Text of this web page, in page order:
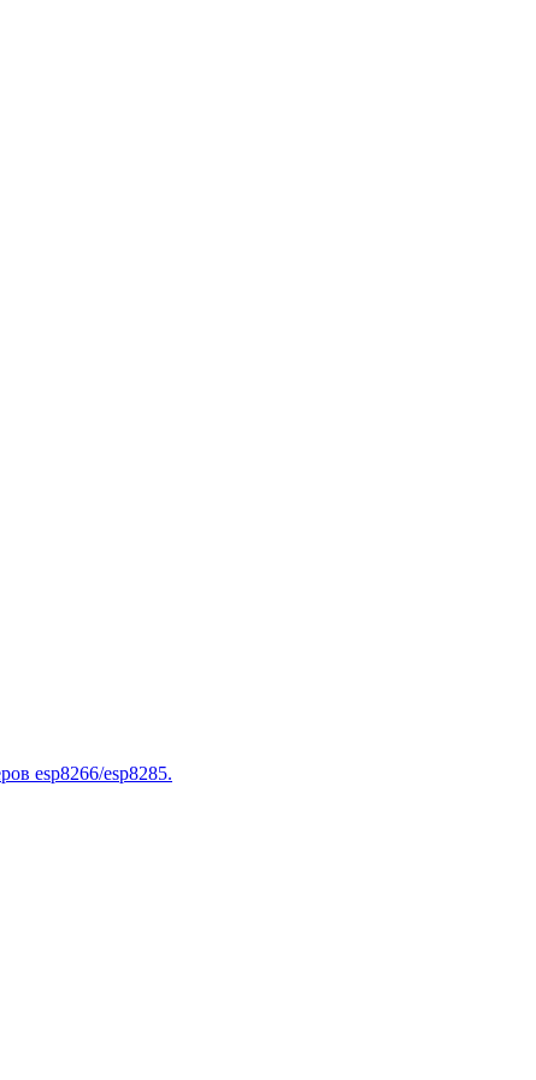
esp8266/esp8285.